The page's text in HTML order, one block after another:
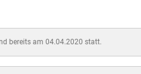
bereits am 04.04.2020 statt.